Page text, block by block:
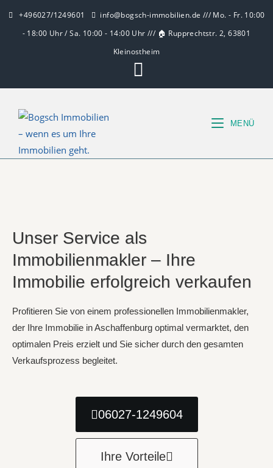
+496027/1249601
info@bogsch-immobilien.de /// Mo. - Fr. 10:00
- 18:00 Uhr / Sa. 10:00 - 14:00 Uhr /// 🏠 Rupprechtstr. 2, 63801
Kleinostheim
MENÜ
Unser Service als
Immobilienmakler – Ihre
Immobilie erfolgreich verkaufen
Profitieren Sie von einem professionellen Immobilienmakler,
der Ihre Immobilie in Aschaffenburg optimal vermarktet, den
optimalen Preis erzielt und Sie sicher durch den gesamten
Verkaufsprozess begleitet.
06027-1249604
Ihre Vorteile